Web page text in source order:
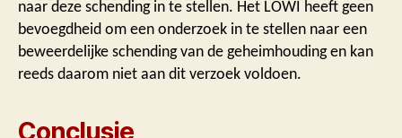
naar deze schending in te stellen. Het LOWI heeft geen
bevoegdheid om een onderzoek in te stellen naar een
beweerdelijke schending van de geheimhouding en kan
reeds daarom niet aan dit verzoek voldoen.
Conclusie